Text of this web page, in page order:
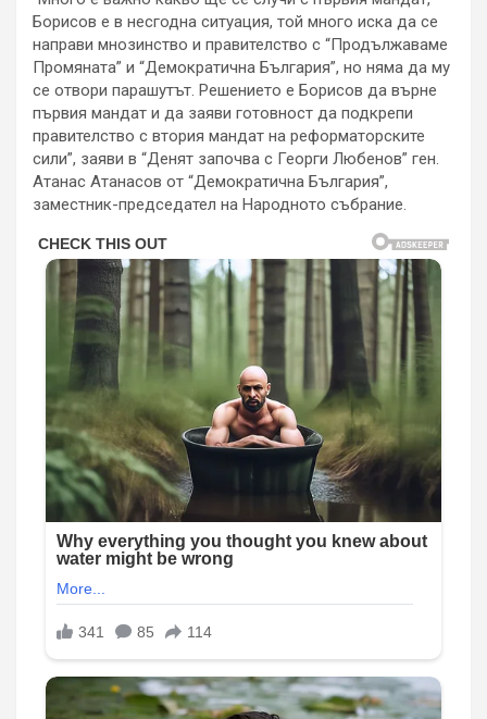
Борисов е в несгодна ситуация, той много иска да се
направи мнозинство и правителство с “Продължаваме
Промяната” и “Демократична България”, но няма да му
се отвори парашутът. Решението е Борисов да върне
първия мандат и да заяви готовност да подкрепи
правителство с втория мандат на реформаторските
сили”, заяви в “Денят започва с Георги Любенов” ген.
Атанас Атанасов от “Демократична България”,
заместник-председател на Народното събрание.